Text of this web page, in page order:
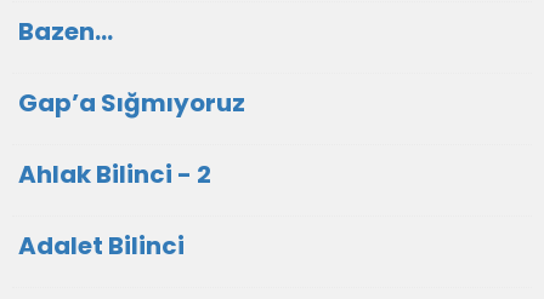
Bazen...
Gap’a Sığmıyoruz
Ahlak Bilinci - 2
Adalet Bilinci